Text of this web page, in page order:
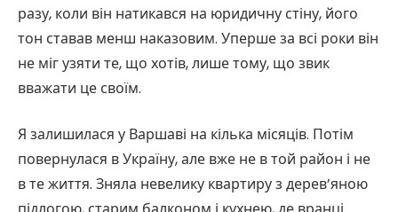
разу, коли він натикався на юридичну стіну, його
тон ставав менш наказовим. Уперше за всі роки він
не міг узяти те, що хотів, лише тому, що звик
вважати це своїм.
Я залишилася у Варшаві на кілька місяців. Потім
повернулася в Україну, але вже не в той район і не
в те життя. Зняла невелику квартиру з дерев’яною